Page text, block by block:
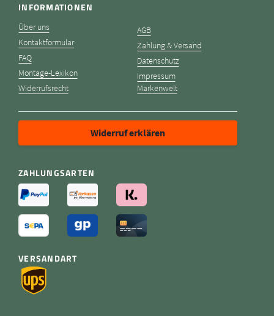
INFORMATIONEN
Über uns
Kontaktformular
FAQ
Montage-Lexikon
Widerrufsrecht
AGB
Zahlung & Versand
Datenschutz
Impressum
Markenwelt
Widerruf erklären
ZAHLUNGSARTEN
VERSANDART